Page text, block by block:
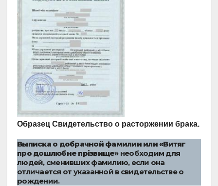
Образец Свидетельство о расторжении брака.
Выписка о добрачной фамилии или «Витяг
про дошлюбне прізвище»необходим для
людей, сменивших фамилию, если она
отличается от указанной в свидетельстве о
рождении.